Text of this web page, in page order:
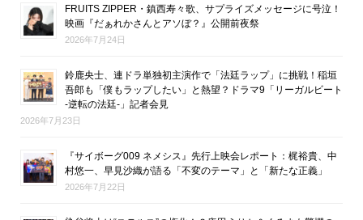
FRUITS ZIPPER・鎮西寿々歌、サプライズメッセージに号泣！
映画『だぁれかさんとアソぼ？』公開前夜祭
2026年7月24日
鈴鹿央士、連ドラ単独初主演作で「法廷ラップ」に挑戦！稲垣
吾郎も「僕もラップしたい」と熱望？ドラマ9「リーガルビート
-逆転の法廷-」記者会見
2026年7月23日
『サイボーグ009 ネメシス』先行上映会レポート：梶裕貴、中
村悠一、早見沙織が語る「不変のテーマ」と「新たな正義」
2026年7月22日